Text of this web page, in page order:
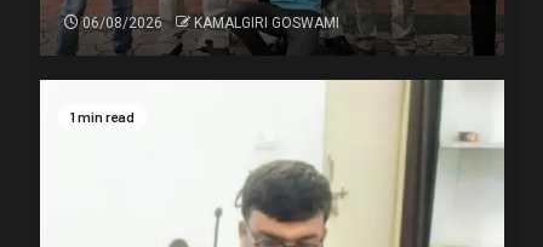
06/08/2026 KAMALGIRI GOSWAMI
1 min read